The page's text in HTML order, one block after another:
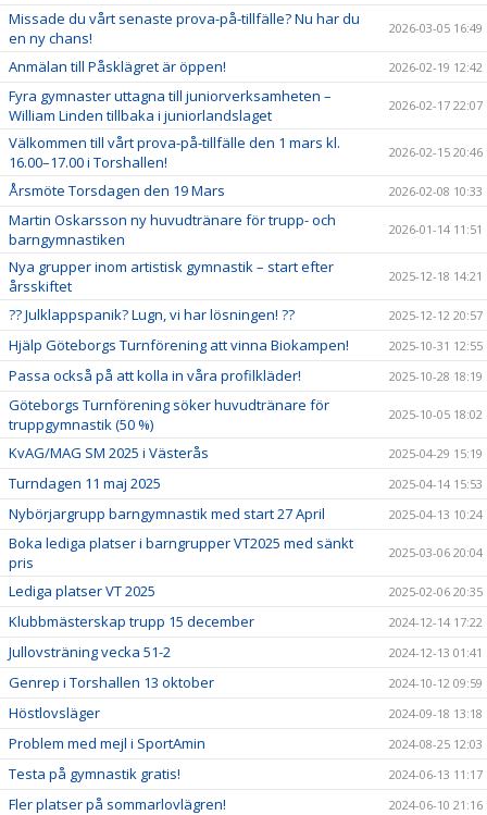
Missade du vårt senaste prova-på-tillfälle? Nu har du
en ny chans!
2026-03-05 16:49
Anmälan till Påsklägret är öppen! 2026-02-19 12:42
Fyra gymnaster uttagna till juniorverksamheten –
William Linden tillbaka i juniorlandslaget
2026-02-17 22:07
Välkommen till vårt prova-på-tillfälle den 1 mars kl.
16.00–17.00 i Torshallen!
2026-02-15 20:46
Årsmöte Torsdagen den 19 Mars 2026-02-08 10:33
Martin Oskarsson ny huvudtränare för trupp- och
barngymnastiken
2026-01-14 11:51
Nya grupper inom artistisk gymnastik – start efter
årsskiftet
2025-12-18 14:21
?? Julklappspanik? Lugn, vi har lösningen! ?? 2025-12-12 20:57
Hjälp Göteborgs Turnförening att vinna Biokampen! 2025-10-31 12:55
Passa också på att kolla in våra profilkläder! 2025-10-28 18:19
Göteborgs Turnförening söker huvudtränare för
truppgymnastik (50 %)
2025-10-05 18:02
KvAG/MAG SM 2025 i Västerås 2025-04-29 15:19
Turndagen 11 maj 2025 2025-04-14 15:53
Nybörjargrupp barngymnastik med start 27 April 2025-04-13 10:24
Boka lediga platser i barngrupper VT2025 med sänkt
pris
2025-03-06 20:04
Lediga platser VT 2025 2025-02-06 20:35
Klubbmästerskap trupp 15 december 2024-12-14 17:22
Jullovsträning vecka 51-2 2024-12-13 01:41
Genrep i Torshallen 13 oktober 2024-10-12 09:59
Höstlovsläger 2024-09-18 13:18
Problem med mejl i SportAmin 2024-08-25 12:03
Testa på gymnastik gratis! 2024-06-13 11:17
Fler platser på sommarlovlägren! 2024-06-10 21:16